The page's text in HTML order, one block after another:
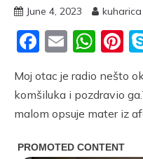
June 4, 2023 kuharica
Facebook
Email
Moj otac je radio nešto
komšiluka i pozdravio
malom opsuje mater iz